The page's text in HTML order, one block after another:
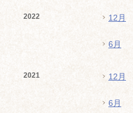
2022 12月
6月
2021 12月
6月